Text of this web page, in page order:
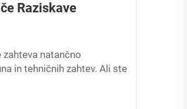
Raziskave
natančno
in tehničnih zahtev. Ali ste
ali...